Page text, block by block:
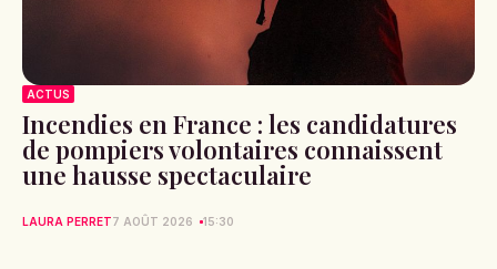
ACTUS
Incendies en France : les candidatures
de pompiers volontaires connaissent
une hausse spectaculaire
LAURA PERRET7 AOÛT 2026 15:30